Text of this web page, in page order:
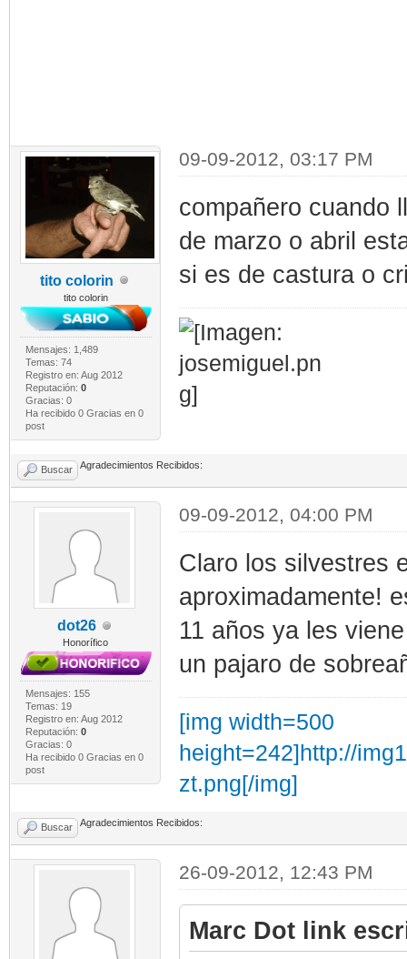
tito colorin
tito colorin
Mensajes: 1,489
Temas: 74
Registro en: Aug 2012
Reputación: 0
Gracias: 0
Ha recibido 0 Gracias en 0
post
09-09-2012, 03:17 PM
compañero cuando
de marzo o abril
si es de castura o
Buscar Agradecimientos Recibidos:
dot26
Honorífico
Mensajes: 155
Temas: 19
Registro en: Aug 2012
Reputación: 0
Gracias: 0
Ha recibido 0 Gracias en 0
post
09-09-2012, 04:00 PM
Claro los silvestres
aproximadamente!
11 años ya les
un pajaro de
[img width=500
height=242]http://
zt.png[/img]
Buscar Agradecimientos Recibidos:
26-09-2012, 12:43 PM
Marc Dot link